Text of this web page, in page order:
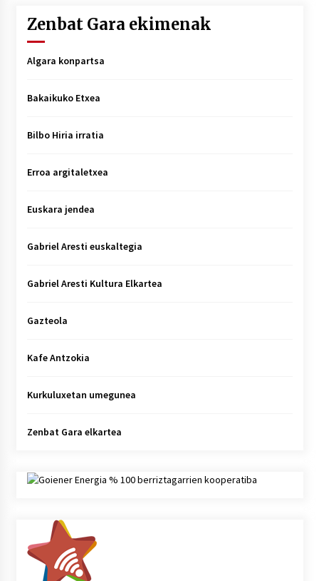
Zenbat Gara ekimenak
Algara konpartsa
Bakaikuko Etxea
Bilbo Hiria irratia
Erroa argitaletxea
Euskara jendea
Gabriel Aresti euskaltegia
Gabriel Aresti Kultura Elkartea
Gazteola
Kafe Antzokia
Kurkuluxetan umegunea
Zenbat Gara elkartea